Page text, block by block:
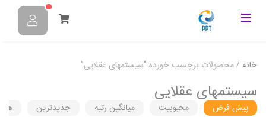
خانه / محصولات برچسب خورده “سيستمهاي عقلايي”
سيستمهاي عقلايي
پیش فرض محبوبیت میانگین رتبه جدیدترین